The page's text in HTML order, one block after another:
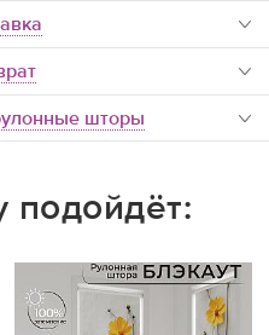
шторы
подойдёт: